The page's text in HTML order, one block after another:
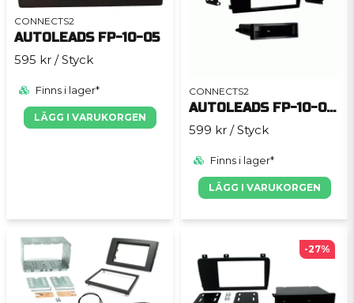
CONNECTS2
AUTOLEADS FP-10-05
595 kr / Styck
Finns i lager*
LÄGG I VARUKORGEN
CONNECTS2
AUTOLEADS FP-10-060
599 kr / Styck
Finns i lager*
LÄGG I VARUKORGEN
-27%